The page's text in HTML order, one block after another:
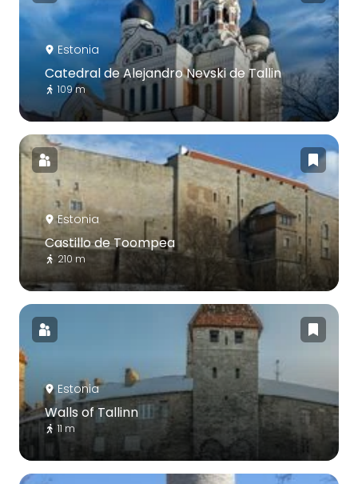
Estonia
Catedral de Alejandro Nevski de Tallin
109 m
Estonia
Castillo de Toompea
210 m
Estonia
Walls of Tallinn
11 m